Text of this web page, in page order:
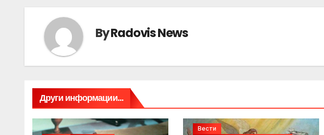
ByRadovis News
Други информации...
Вести